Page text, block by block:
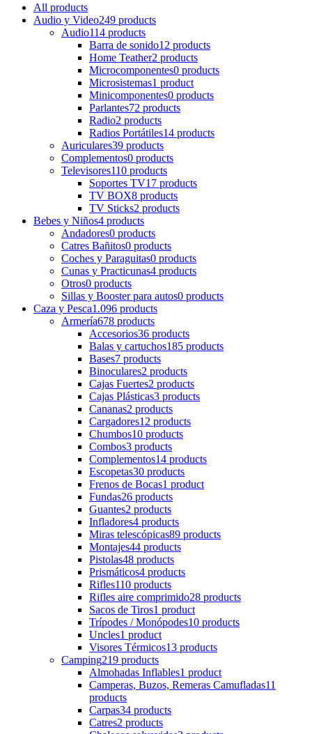
All products
Audio y Video249 products
Audio114 products
Barra de sonido12 products
Home Teather2 products
Microcomponentes0 products
Microsistemas1 product
Minicomponentes0 products
Parlantes72 products
Radio2 products
Radios Portátiles14 products
Auriculares39 products
Complementos0 products
Televisores110 products
Soportes TV17 products
TV BOX8 products
TV Sticks2 products
Bebes y Niños4 products
Andadores0 products
Catres Bañitos0 products
Coches y Paraguitas0 products
Cunas y Practicunas4 products
Otros0 products
Sillas y Booster para autos0 products
Caza y Pesca1.096 products
Armería678 products
Accesorios36 products
Balas y cartuchos185 products
Bases7 products
Binoculares2 products
Cajas Fuertes2 products
Cajas Plásticas3 products
Cananas2 products
Cargadores12 products
Chumbos10 products
Combos3 products
Complementos14 products
Escopetas30 products
Frenos de Bocas1 product
Fundas26 products
Guantes2 products
Infladores4 products
Miras telescópicas89 products
Montajes44 products
Pistolas48 products
Prismáticos4 products
Rifles110 products
Rifles aire comprimido28 products
Sacos de Tiros1 product
Trípodes / Monópodes10 products
Uncles1 product
Visores Térmicos13 products
Camping219 products
Almohadas Inflables1 product
Camperas, Buzos, Remeras Camufladas11
products
Carpas34 products
Catres2 products